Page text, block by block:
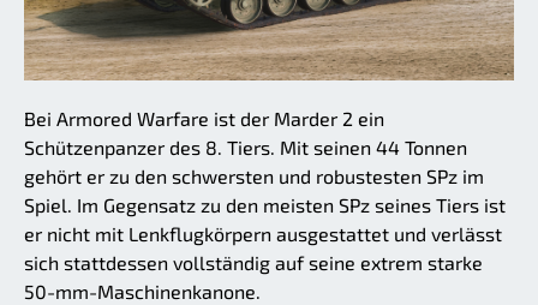
Bei Armored Warfare ist der Marder 2 ein
Schützenpanzer des 8. Tiers. Mit seinen 44 Tonnen
gehört er zu den schwersten und robustesten SPz im
Spiel. Im Gegensatz zu den meisten SPz seines Tiers ist
er nicht mit Lenkflugkörpern ausgestattet und verlässt
sich stattdessen vollständig auf seine extrem starke
50-mm-Maschinenkanone.